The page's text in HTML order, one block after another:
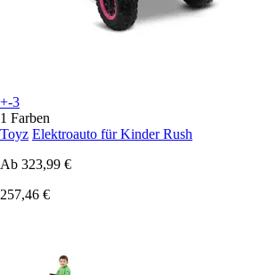
+-3
1 Farben
Toyz Elektroauto für Kinder Rush
Ab 323,99 €
257,46 €